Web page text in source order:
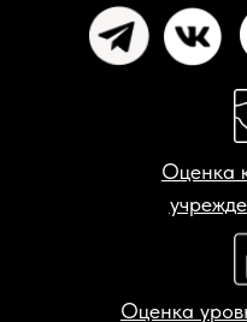
Оценка
Оценка